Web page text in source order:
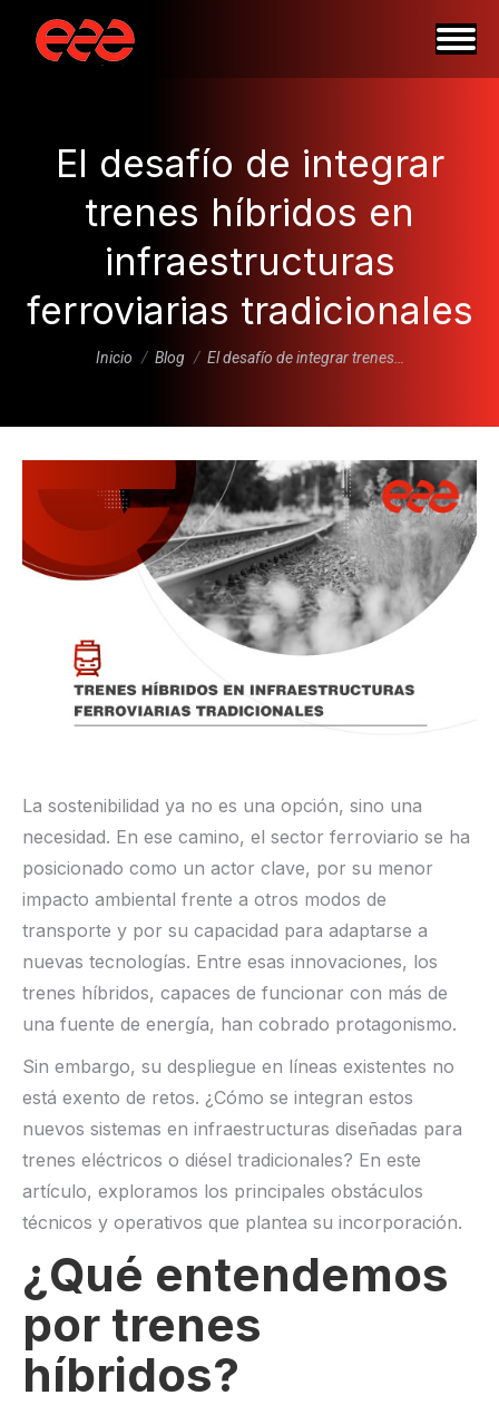
El desafío de integrar
trenes híbridos en
infraestructuras
ferroviarias tradicionales
Estás aquí:
Inicio Blog El desafío de integrar trenes…
La sostenibilidad ya no es una opción, sino una
necesidad. En ese camino, el sector ferroviario se ha
posicionado como un actor clave, por su menor
impacto ambiental frente a otros modos de
transporte y por su capacidad para adaptarse a
nuevas tecnologías. Entre esas innovaciones, los
trenes híbridos, capaces de funcionar con más de
una fuente de energía, han cobrado protagonismo.
Sin embargo, su despliegue en líneas existentes no
está exento de retos. ¿Cómo se integran estos
nuevos sistemas en infraestructuras diseñadas para
trenes eléctricos o diésel tradicionales? En este
artículo, exploramos los principales obstáculos
técnicos y operativos que plantea su incorporación.
¿Qué entendemos
por trenes
híbridos?